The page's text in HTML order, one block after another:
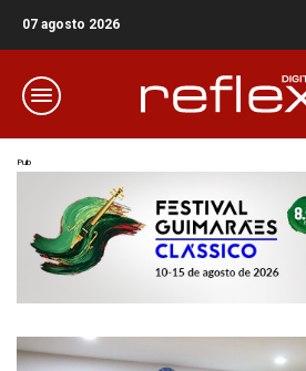
07 agosto 2026
Pub